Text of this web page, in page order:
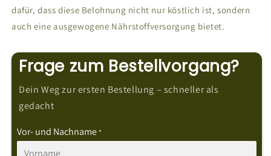
dafür, dass diese Belohnung nicht nur köstlich ist, sondern
auch eine ausgewogene Nährstoffversorgung bietet.
Frage zum Bestellvorgang?
Dein Weg zur ersten Bestellung – schneller als
gedacht
Vor- und Nachname *